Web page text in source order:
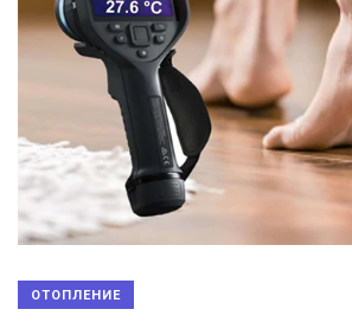
ОТОПЛЕНИЕ